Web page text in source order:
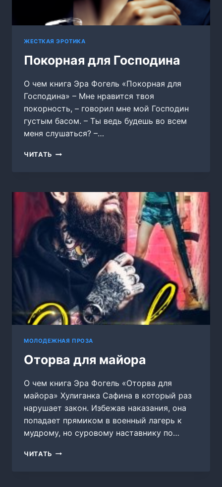
ЖЕСТКАЯ ЭРОТИКА
Покорная для Господина
О чем книга Эра Фогель «Покорная для
Господина» – Мне нравится твоя
покорность, – говорил мне мой Господин
густым басом. – Ты ведь будешь во всем
меня слушаться? –…
ЧИТАТЬ ПОКОРНАЯ
МОЛОДЕЖНАЯ ПРОЗА
Оторва для майора
О чем книга Эра Фогель «Оторва для
майора» Хулиганка Сафина в который раз
нарушает закон. Избежав наказания, она
попадает прямиком в военный лагерь к
мудрому, но суровому наставнику по…
ЧИТАТЬ ОТОРВА